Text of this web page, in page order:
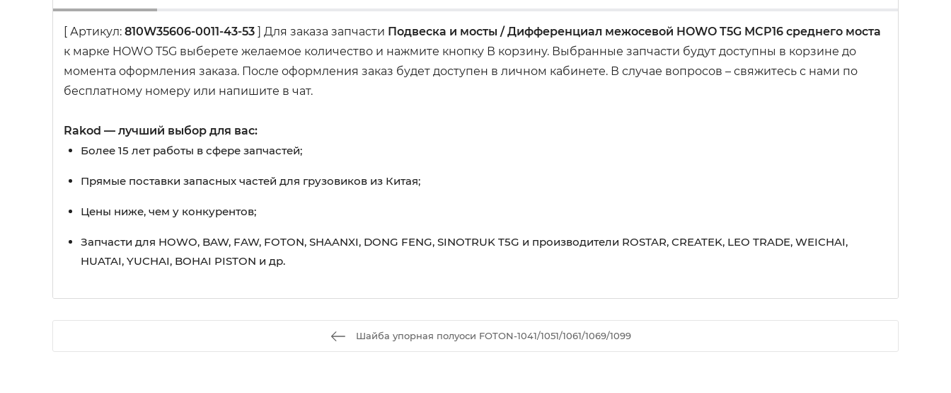
[ Артикул: 810W35606-0011-43-53 ] Для заказа запчасти Подвеска и мосты / Дифференциал межосевой HOWO T5G MCP16 среднего моста
к марке HOWO T5G выберете желаемое количество и нажмите кнопку В корзину. Выбранные запчасти будут доступны в корзине до
момента оформления заказа. После оформления заказ будет доступен в личном кабинете. В случае вопросов – свяжитесь с нами по
бесплатному номеру или напишите в чат.
Rakod — лучший выбор для вас:
Более 15 лет работы в сфере запчастей;
Прямые поставки запасных частей для грузовиков из Китая;
Цены ниже, чем у конкурентов;
Запчасти для HOWO, BAW, FAW, FOTON, SHAANXI, DONG FENG, SINOTRUK T5G и производители ROSTAR, CREATEK, LEO TRADE, WEICHAI,
HUATAI, YUCHAI, BOHAI PISTON и др.
Шайба упорная полуоси FOTON-1041/1051/1061/1069/1099